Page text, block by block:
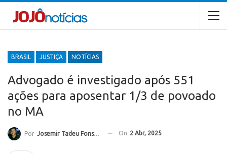
BRASIL JUSTIÇA NOTÍCIAS
Advogado é investigado após 551
ações para aposentar 1/3 de povoado
no MA
Por Josemir Tadeu Fonseca On 2 Abr, 2025